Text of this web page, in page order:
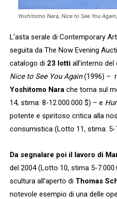
Yoshitomo Nara, Nice to See You
L’asta serale di Contemporary
seguita da The Now Evening
catalogo di 23 lotti all’interno
Nice to See You Again(1996) –
Yoshitomo Nara che torna sul
14, stima: 8-12.000.000 $) – e
potente e spiritoso critica alla
consumistica (Lotto 11, stima: 5-
Da segnalare poi il lavoro di
del 2004 (Lotto 10, stima 5-
scultura all’aperto di Thomas
notevole esempio di una delle